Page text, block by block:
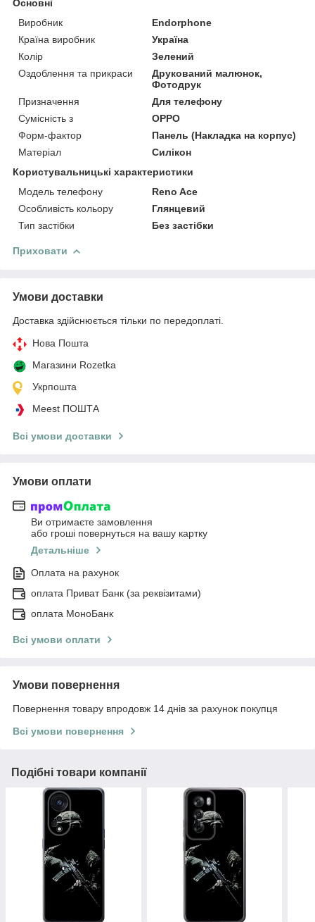
Основні
Виробник
Endorphone
Країна виробник
Україна
Колір
Зелений
Оздоблення та прикраси
Друкований малюнок,
Фотодрук
Призначення
Для телефону
Сумісність з
OPPO
Форм-фактор
Панель (Накладка на корпус)
Матеріал
Силікон
Користувальницькі характеристики
Модель телефону
Reno Ace
Особливість кольору
Глянцевий
Тип застібки
Без застібки
Приховати
Умови доставки
Доставка здійснюється тільки по передоплаті.
Нова Пошта
Магазини Rozetka
Укрпошта
Meest ПОШТА
Всі умови доставки
Умови оплати
Ви отримаєте замовлення
або гроші повернуться на вашу картку
Детальніше
Оплата на рахунок
оплата Приват Банк (за реквізитами)
оплата МоноБанк
Всі умови оплати
Умови повернення
Повернення товару впродовж 14 днів за рахунок покупця
Всі умови повернення
Подібні товари компанії